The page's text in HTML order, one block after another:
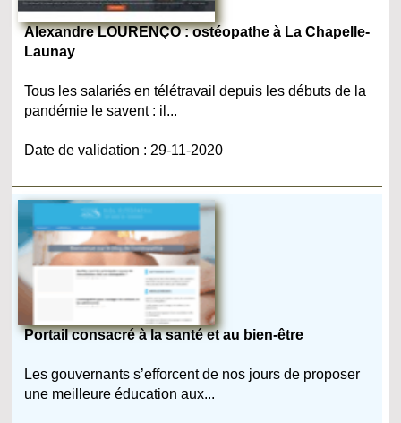
Alexandre LOURENÇO : ostéopathe à La Chapelle-
Launay
Tous les salariés en télétravail depuis les débuts de la
pandémie le savent : il...
Date de validation : 29-11-2020
Portail consacré à la santé et au bien-être
Les gouvernants s’efforcent de nos jours de proposer
une meilleure éducation aux...